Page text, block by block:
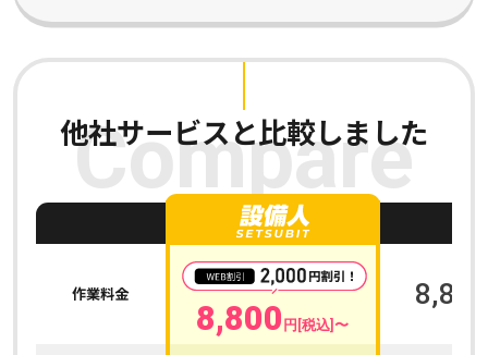
Compare
他社サービスと比較しました
作業料金
8,800 円[税込]〜
8,800